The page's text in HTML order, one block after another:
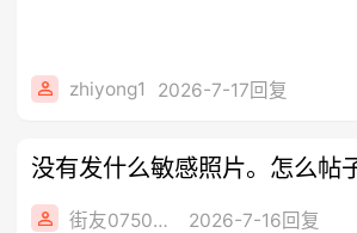
zhiyong1 2026-7-17回复
没有发什么敏感照片。怎么帖
街友07508805 2026-7-16回复